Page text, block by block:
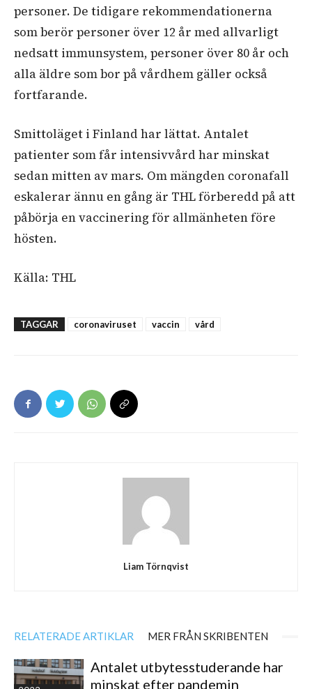
personer. De tidigare rekommendationerna
som berör personer över 12 år med allvarligt
nedsatt immunsystem, personer över 80 år och
alla äldre som bor på vårdhem gäller också
fortfarande.
Smittoläget i Finland har lättat. Antalet
patienter som får intensivvård har minskat
sedan mitten av mars. Om mängden coronafall
eskalerar ännu en gång är THL förberedd på att
påbörja en vaccinering för allmänheten före
hösten.
Källa: THL
TAGGAR coronaviruset vaccin vård
Liam Törnqvist
RELATERADE ARTIKLAR MER FRÅN SKRIBENTEN
Antalet utbytesstuderande har
minskat efter pandemin